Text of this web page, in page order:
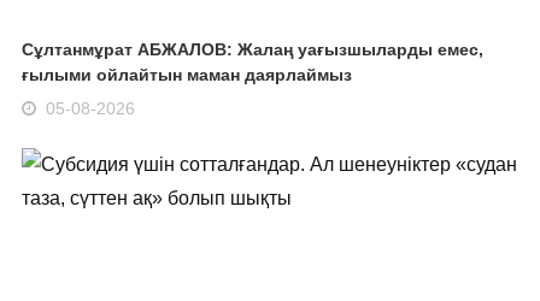
Сұлтанмұрат АБЖАЛОВ: Жалаң уағызшыларды емес,
ғылыми ойлайтын маман даярлаймыз
05-08-2026